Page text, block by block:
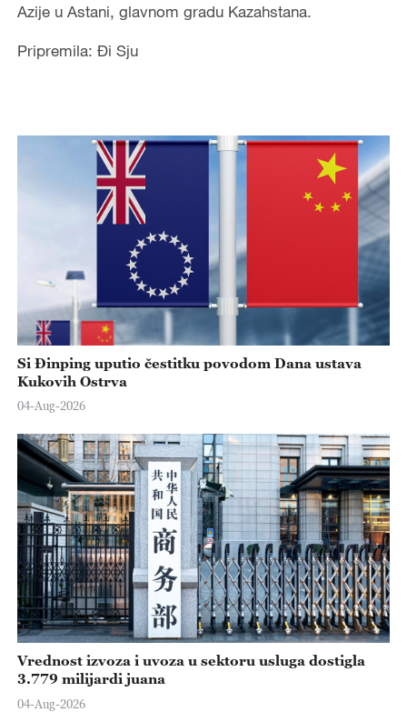
Azije u Astani, glavnom gradu Kazahstana.
Pripremila: Đi Sju
Si Đinping uputio čestitku povodom Dana ustava
Kukovih Ostrva
04-Aug-2026
Vrednost izvoza i uvoza u sektoru usluga dostigla
3.779 milijardi juana
04-Aug-2026